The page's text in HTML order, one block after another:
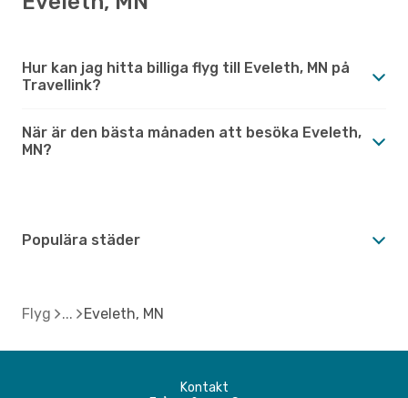
Hur kan jag hitta billiga flyg till Eveleth, MN på
Travellink?
När är den bästa månaden att besöka Eveleth,
MN?
Populära städer
Flyg Eveleth, MN
Kontakt